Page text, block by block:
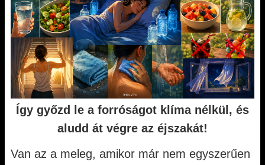
Így győzd le a forróságot klíma nélkül, és
aludd át végre az éjszakát!
Van az a meleg, amikor már nem egyszerűen